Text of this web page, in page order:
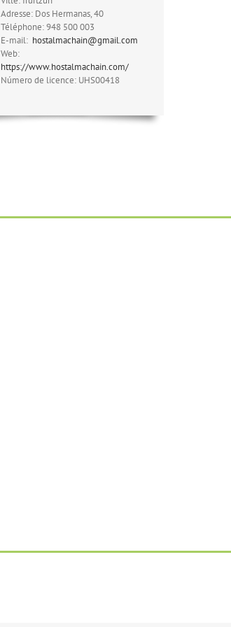
Adresse: Dos Hermanas, 40
Téléphone: 948 500 003
E-mail: hostalmachain@gmail.com
Web:
https://www.hostalmachain.com/
Número de licence: UHS00418